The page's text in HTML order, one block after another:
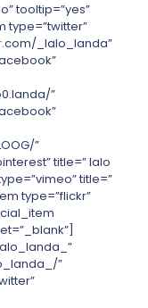
tooltip=”yes”
_lalo_landa”
”
”
title=” lalo
title=”
type=”flickr”
”